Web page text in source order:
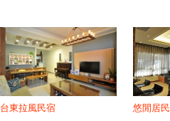
台東拉風民宿 悠閒居